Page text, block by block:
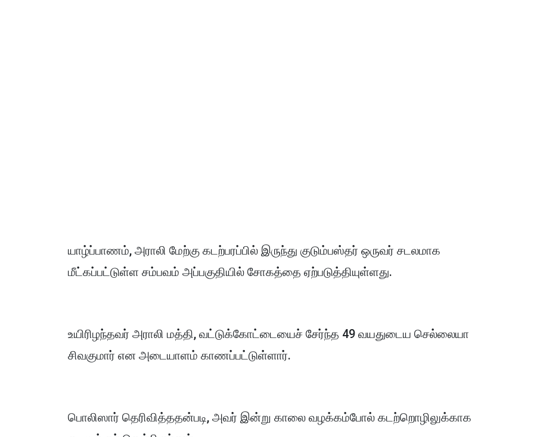
யாழ்ப்பாணம், அராலி மேற்கு கடற்பரப்பில் இருந்து குடும்பஸ்தர் ஒருவர் சடலமாக
மீட்கப்பட்டுள்ள சம்பவம் அப்பகுதியில் சோகத்தை ஏற்படுத்தியுள்ளது.
உயிரிழந்தவர் அராலி மத்தி, வட்டுக்கோட்டையைச் சேர்ந்த 49 வயதுடைய செல்லையா
சிவகுமார் என அடையாளம் காணப்பட்டுள்ளார்.
பொலிஸார் தெரிவித்ததன்படி, அவர் இன்று காலை வழக்கம்போல் கடற்றொழிலுக்காக